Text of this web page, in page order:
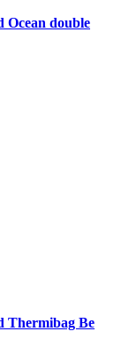
double
Thermibag Be